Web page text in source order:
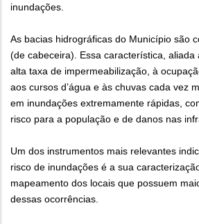
inundações.
As bacias hidrográficas do Município são
(de cabeceira). Essa característica, aliada
alta taxa de impermeabilização, à
aos cursos d’água e às chuvas cada vez
em inundações extremamente rápidas,
risco para a população e de danos nas
Um dos instrumentos mais relevantes
risco de inundações é a sua
mapeamento dos locais que possuem
dessas ocorrências.